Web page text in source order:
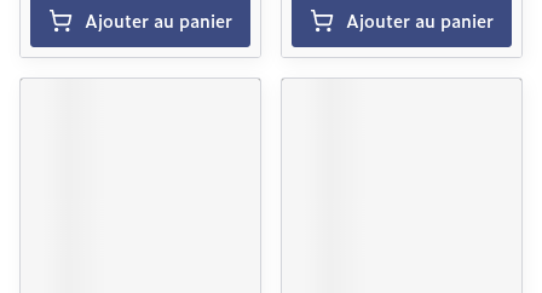
Ajouter au panier Ajouter au panier